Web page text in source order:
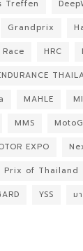
Treffen
Grandprix
HRC
MAHLE
MMS
EXPO
Prix of Thailand
YSS
ม